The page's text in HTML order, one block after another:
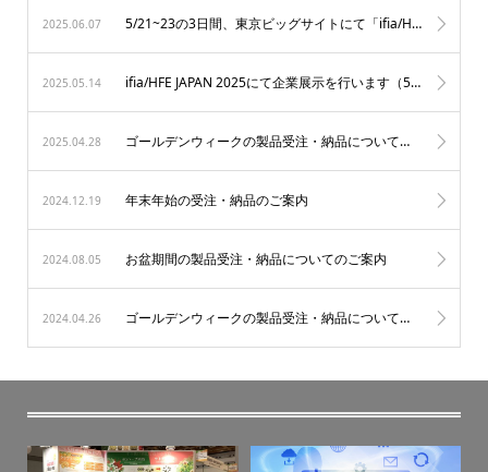
2025.06.07 5/21~23の3日間、東京ビッグサイトにて「ifia/HFE JAPAN 2025」が開催されました。
2025.05.14 ifia/HFE JAPAN 2025にて企業展示を行います（5/21~23、東京ビッグサイ ト）
2025.04.28 ゴールデンウィークの製品受注・納品についてのご案内
2024.12.19 年末年始の受注・納品のご案内
2024.08.05 お盆期間の製品受注・納品についてのご案内
2024.04.26 ゴールデンウィークの製品受注・納品についてのご案内